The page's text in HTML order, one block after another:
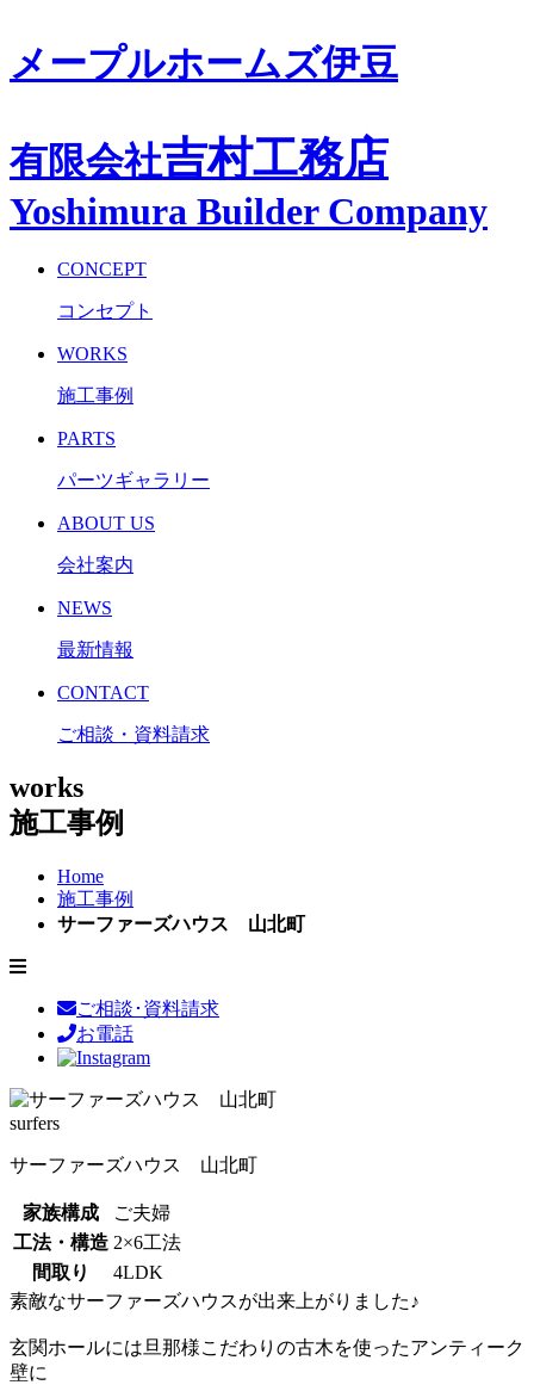
メープルホームズ伊豆
有限会社吉村工務店
Yoshimura Builder Company
CONCEPT
コンセプト
WORKS
施工事例
PARTS
パーツギャラリー
ABOUT US
会社案内
NEWS
最新情報
CONTACT
ご相談・資料請求
works
施工事例
Home
施工事例
サーファーズハウス 山北町
ご相談･資料請求
お電話
surfers
サーファーズハウス 山北町
家族構成
ご夫婦
工法・構造 2×6工法
間取り
4LDK
素敵なサーファーズハウスが出来上がりました♪
玄関ホールには旦那様こだわりの古木を使ったアンティーク
壁に